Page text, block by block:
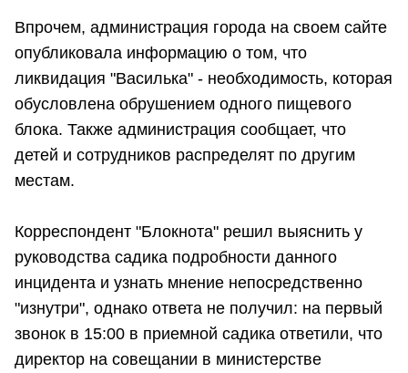
Впрочем, администрация города на своем сайте
опубликовала информацию о том, что
ликвидация "Василька" - необходимость, которая
обусловлена обрушением одного пищевого
блока. Также администрация сообщает, что
детей и сотрудников распределят по другим
местам.
Корреспондент "Блокнота" решил выяснить у
руководства садика подробности данного
инцидента и узнать мнение непосредственно
"изнутри", однако ответа не получил: на первый
звонок в 15:00 в приемной садика ответили, что
директор на совещании в министерстве